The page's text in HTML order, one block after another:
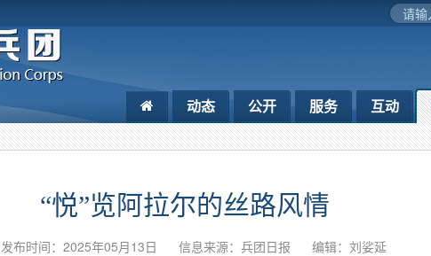
动态 公开 服务 互动
“悦”览阿拉尔的丝路风情
发布时间：2025年05月13日 信息来源：兵团日报
编辑：刘娑延